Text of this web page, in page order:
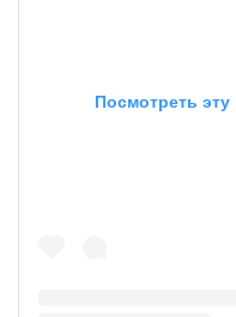
Посмотреть